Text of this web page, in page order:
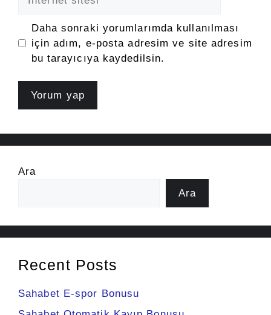
Daha sonraki yorumlarımda kullanılması
için adım, e-posta adresim ve site adresim
bu tarayıcıya kaydedilsin.
Ara
Ara
Recent Posts
Sahabet E-spor Bonusu